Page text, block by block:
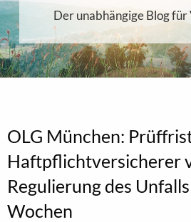
Der unabhängige Blog
OLG München:
Haftpflichtversicherer
Regulierung des
Wochen